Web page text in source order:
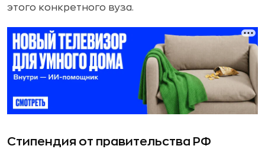
этого конкретного вуза.
Стипендия от правительства РФ